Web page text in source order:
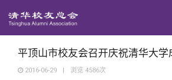
地区联络
回馈母校
平顶山市校友会召开庆祝清华大
2016-06-29 | 浏览 4586次